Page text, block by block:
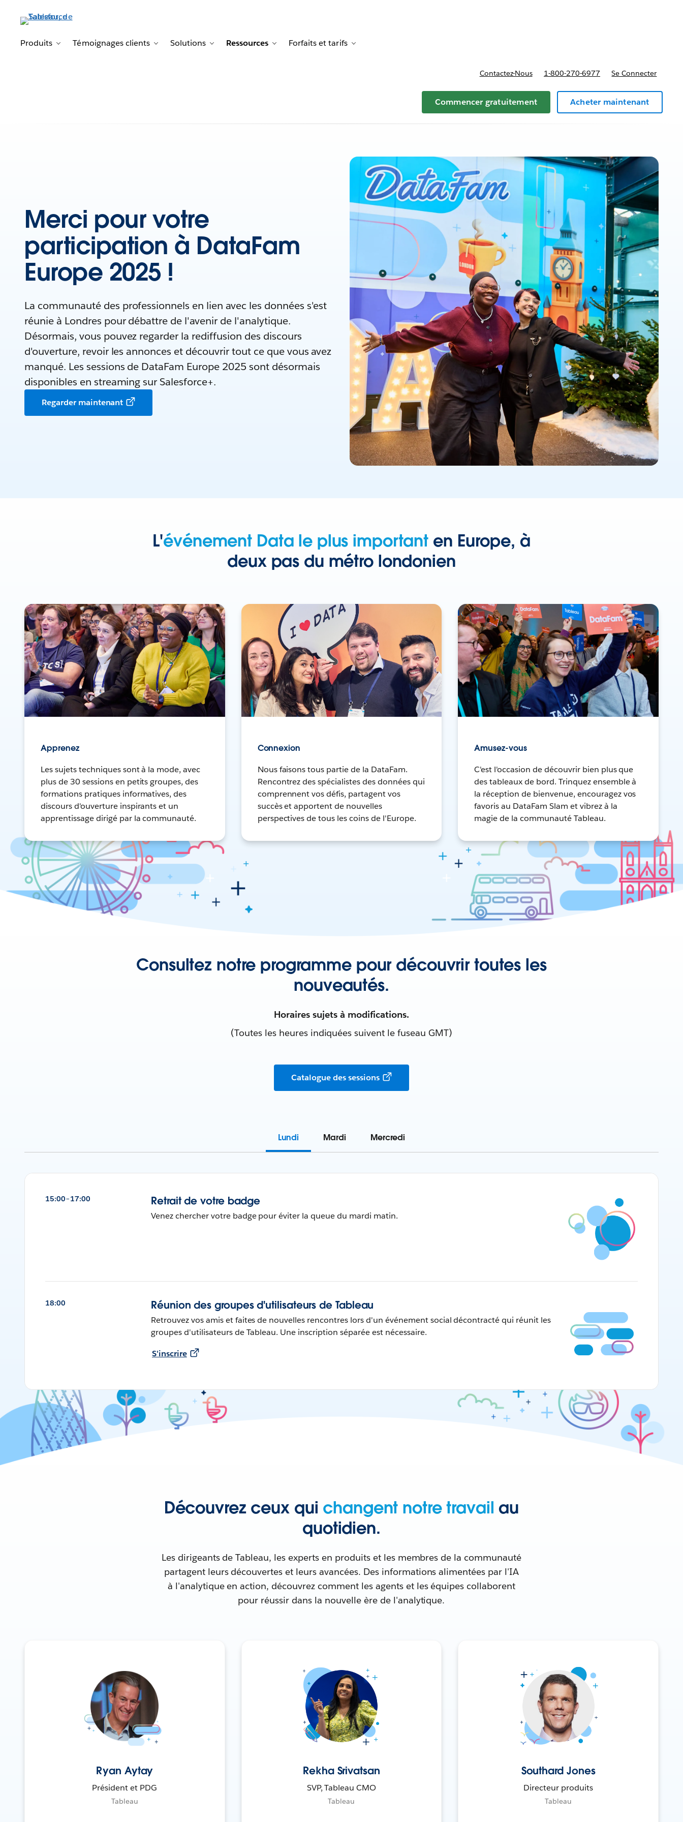
Produits
Toggle sub-navigation for Produits
Témoignages clients
Toggle sub-navigation for Témoignages clients
Solutions
Toggle sub-navigation for Solutions
Ressources
Toggle sub-navigation for Ressources
Forfaits et tarifs
Contactez-Nous 1-800-270-6977 Se Connecter
Commencer gratuitement Acheter maintenant
Merci pour votre
participation à DataFam
Europe 2025 !
La communauté des professionnels en lien avec les données s'est
réunie à Londres pour débattre de l'avenir de l'analytique.
Désormais, vous pouvez regarder la rediffusion des discours
d'ouverture, revoir les annonces et découvrir tout ce que vous avez
manqué. Les sessions de DataFam Europe 2025 sont désormais
disponibles en streaming sur Salesforce+.
Regarder maintenant
L'événement Data le plus important en Europe, à
deux pas du métro londonien
Apprenez
Les sujets techniques sont à la mode, avec
plus de 30 sessions en petits groupes, des
formations pratiques informatives, des
discours d'ouverture inspirants et un
apprentissage dirigé par la communauté.
Connexion
Nous faisons tous partie de la DataFam.
Rencontrez des spécialistes des données qui
comprennent vos défis, partagent vos
succès et apportent de nouvelles
perspectives de tous les coins de l'Europe.
Amusez-vous
C'est l'occasion de découvrir bien plus que
des tableaux de bord. Trinquez ensemble à
la réception de bienvenue, encouragez vos
favoris au DataFam Slam et vibrez à la
magie de la communauté Tableau.
Consultez notre programme pour découvrir toutes les
nouveautés.
Horaires sujets à modifications.
(Toutes les heures indiquées suivent le fuseau GMT)
Catalogue des sessions
Lundi Mardi Mercredi
15:00–17:00 Retrait de votre badge
Venez chercher votre badge pour éviter la queue du mardi matin.
18:00 Réunion des groupes d'utilisateurs de Tableau
Retrouvez vos amis et faites de nouvelles rencontres lors d'un événement social décontracté qui réunit les
groupes d'utilisateurs de Tableau. Une inscription séparée est nécessaire.
S'inscrire
Découvrez ceux qui changent notre travail au
quotidien.
Les dirigeants de Tableau, les experts en produits et les membres de la communauté
partagent leurs découvertes et leurs avancées. Des informations alimentées par l'IA
à l'analytique en action, découvrez comment les agents et les équipes collaborent
pour réussir dans la nouvelle ère de l'analytique.
Ryan Aytay
Président et PDG
Tableau
Rekha Srivatsan
SVP, Tableau CMO
Tableau
Southard Jones
Directeur produits
Tableau